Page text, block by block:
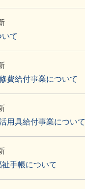
て
費給付事業について
用具給付事業について
手帳について